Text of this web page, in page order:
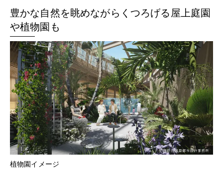
豊かな自然を眺めながらくつろげる屋上庭園
や植物園も
植物園イメージ